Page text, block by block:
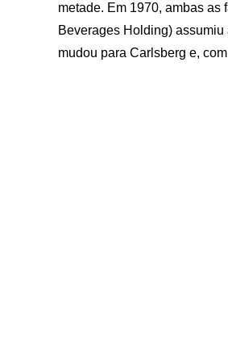
metade. Em 1970, ambas
Beverages Holding)
mudou para Carlsberg e,